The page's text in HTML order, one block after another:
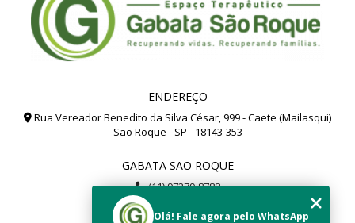
ENDEREÇO
Rua Vereador Benedito da Silva César, 999 - Caete (Mailasqui)
São Roque - SP - 18143-353
GABATA SÃO ROQUE
(11) 97279-8788
(11) 99112-8504
Olá! Fale agora pelo WhatsApp